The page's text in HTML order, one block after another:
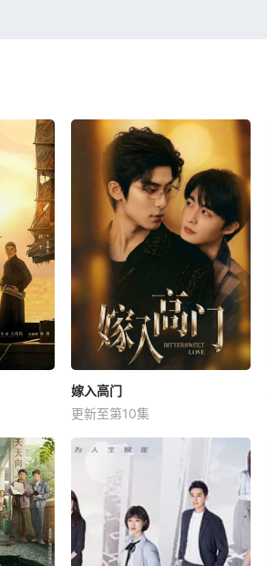
嫁入高门
更新至第10集